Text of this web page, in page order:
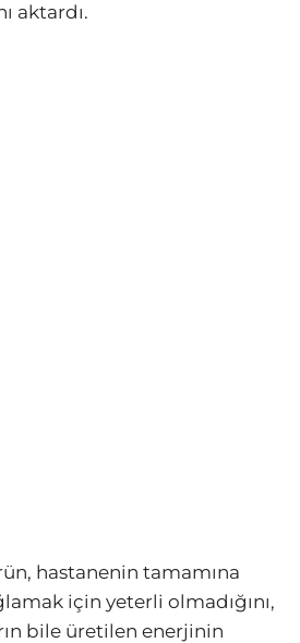
aktardı.
hastanenin tamamına
için yeterli olmadığını,
bile üretilen enerjinin